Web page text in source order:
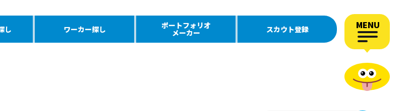
し ワーカー探し ポートフォリオ
メーカー スカウト登録 MENU